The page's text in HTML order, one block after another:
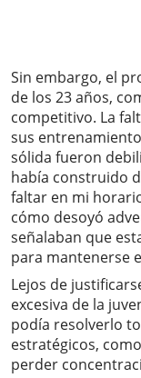
Sin embargo, el
de los 23 años,
competitivo. La
sus
sólida fueron
había construido
faltar en mi
cómo desoyó
señalaban que
para mantenerse
Lejos de
excesiva de la
podía resolverlo
estratégicos,
perder